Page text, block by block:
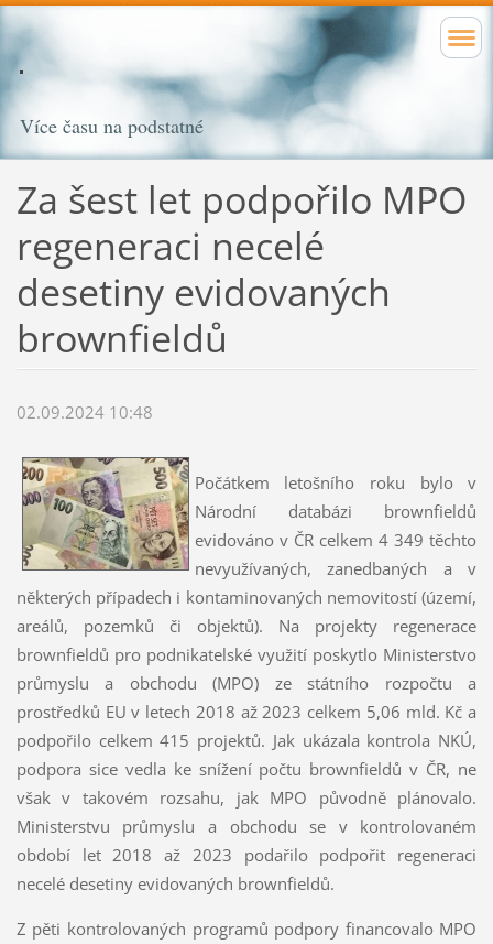
Více času na podstatné
Za šest let podpořilo MPO
regeneraci necelé
desetiny evidovaných
brownfieldů
02.09.2024 10:48
Počátkem letošního roku bylo v
Národní databázi brownfieldů
evidováno v ČR celkem 4 349 těchto
nevyužívaných, zanedbaných a v
některých případech i kontaminovaných nemovitostí (území,
areálů, pozemků či objektů). Na projekty regenerace
brownfieldů pro podnikatelské využití poskytlo Ministerstvo
průmyslu a obchodu (MPO) ze státního rozpočtu a
prostředků EU v letech 2018 až 2023 celkem 5,06 mld. Kč a
podpořilo celkem 415 projektů. Jak ukázala kontrola NKÚ,
podpora sice vedla ke snížení počtu brownfieldů v ČR, ne
však v takovém rozsahu, jak MPO původně plánovalo.
Ministerstvu průmyslu a obchodu se v kontrolovaném
období let 2018 až 2023 podařilo podpořit regeneraci
necelé desetiny evidovaných brownfieldů.
Z pěti kontrolovaných programů podpory financovalo MPO